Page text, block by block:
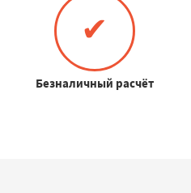
✔
Безналичный расчёт